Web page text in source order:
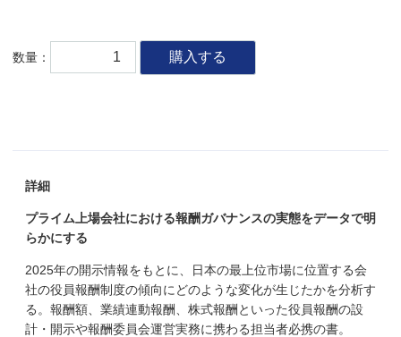
数量： 購入する
詳細
プライム上場会社における報酬ガバナンスの実態をデータで明
らかにする
2025年の開示情報をもとに、日本の最上位市場に位置する会
社の役員報酬制度の傾向にどのような変化が生じたかを分析す
る。報酬額、業績連動報酬、株式報酬といった役員報酬の設
計・開示や報酬委員会運営実務に携わる担当者必携の書。